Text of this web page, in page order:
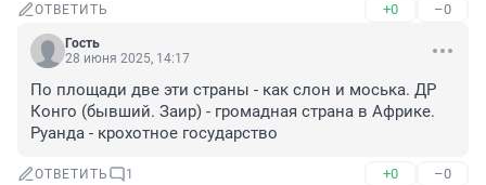
ОТВЕТИТЬ +0 –0
Гость
28 июня 2025, 14:17
По площади две эти страны - как слон и моська. ДР
Конго (бывший. Заир) - громадная страна в Африке.
Руанда - крохотное государство
ОТВЕТИТЬ 1 +0 –0